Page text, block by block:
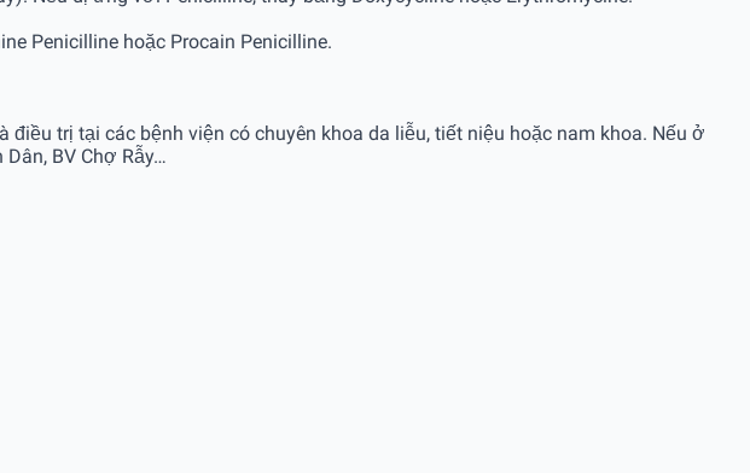
Penicilline hoặc Procain Penicilline.
trị tại các bệnh viện có chuyên khoa da liễu, tiết niệu hoặc nam khoa. Nếu ở
BV Chợ Rẫy…